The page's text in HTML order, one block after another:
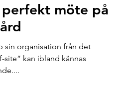
möte på
sin organisation från det
kan ibland kännas